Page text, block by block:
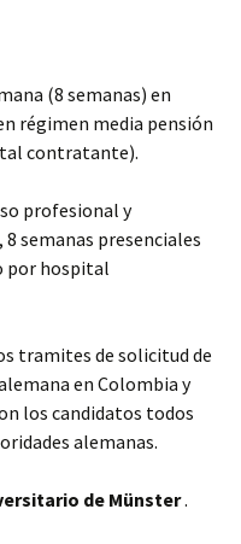
(8 semanas) en
régimen media pensión
contratante).
profesional y
semanas presenciales
por hospital
tramites de solicitud de
en Colombia y
los candidatos todos
alemanas.
de Münster.